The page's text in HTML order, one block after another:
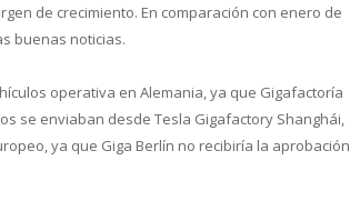
de crecimiento. En comparación con enero de
buenas noticias.
operativa en Alemania, ya que Gigafactoría
se enviaban desde Tesla Gigafactory Shanghái,
ya que Giga Berlín no recibiría la aprobación